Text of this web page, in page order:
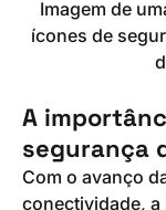
Imagem de
ícones de
A
segurança
Com o avanço
conectividade,